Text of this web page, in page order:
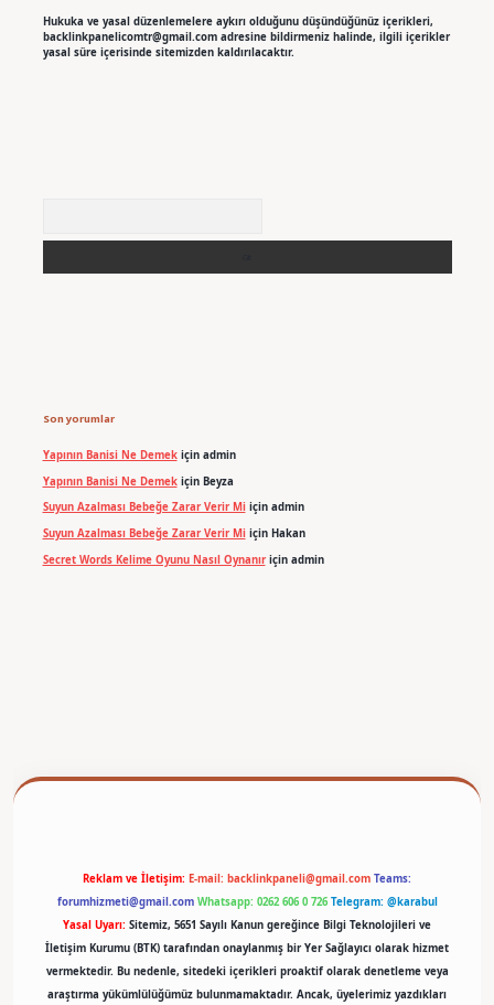
Hukuka ve yasal düzenlemelere aykırı olduğunu düşündüğünüz içerikleri,
backlinkpanelicomtr@gmail.comadresine bildirmeniz halinde, ilgili içerikler
yasal süre içerisinde sitemizden kaldırılacaktır.
Son yorumlar
Yapının Banisi Ne Demekiçin admin
Yapının Banisi Ne Demekiçin Beyza
Suyun Azalması Bebeğe Zarar Verir Miiçin admin
Suyun Azalması Bebeğe Zarar Verir Miiçin Hakan
Secret Words Kelime Oyunu Nasıl Oynanıriçin admin
Reklam ve İletişim: E-mail: backlinkpaneli@gmail.com Teams:
forumhizmeti@gmail.com Whatsapp: 0262 606 0 726 Telegram: @karabul
Yasal Uyarı: Sitemiz, 5651 Sayılı Kanun gereğince Bilgi Teknolojileri ve
İletişim Kurumu (BTK) tarafından onaylanmış bir Yer Sağlayıcı olarak hizmet
vermektedir. Bu nedenle, sitedeki içerikleri proaktif olarak denetleme veya
araştırma yükümlülüğümüz bulunmamaktadır. Ancak, üyelerimiz yazdıkları